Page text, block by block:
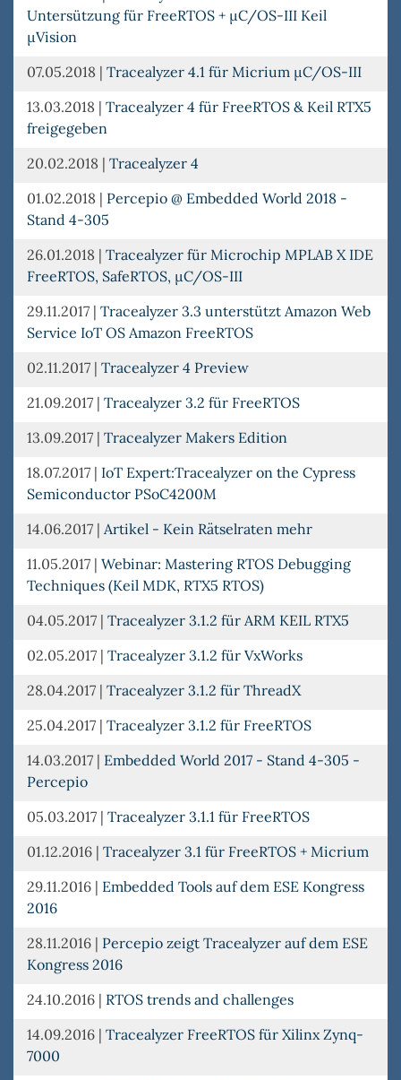
Untersützung für FreeRTOS + µC/OS-III Keil
µVision
07.05.2018 | Tracealyzer 4.1 für Micrium µC/OS-III
13.03.2018 | Tracealyzer 4 für FreeRTOS & Keil RTX5
freigegeben
20.02.2018 | Tracealyzer 4
01.02.2018 | Percepio @ Embedded World 2018 -
Stand 4-305
26.01.2018 | Tracealyzer für Microchip MPLAB X IDE
FreeRTOS, SafeRTOS, µC/OS-III
29.11.2017 | Tracealyzer 3.3 unterstützt Amazon Web
Service IoT OS Amazon FreeRTOS
02.11.2017 | Tracealyzer 4 Preview
21.09.2017 | Tracealyzer 3.2 für FreeRTOS
13.09.2017 | Tracealyzer Makers Edition
18.07.2017 | IoT Expert:Tracealyzer on the Cypress
Semiconductor PSoC4200M
14.06.2017 | Artikel - Kein Rätselraten mehr
11.05.2017 | Webinar: Mastering RTOS Debugging
Techniques (Keil MDK, RTX5 RTOS)
04.05.2017 | Tracealyzer 3.1.2 für ARM KEIL RTX5
02.05.2017 | Tracealyzer 3.1.2 für VxWorks
28.04.2017 | Tracealyzer 3.1.2 für ThreadX
25.04.2017 | Tracealyzer 3.1.2 für FreeRTOS
14.03.2017 | Embedded World 2017 - Stand 4-305 -
Percepio
05.03.2017 | Tracealyzer 3.1.1 für FreeRTOS
01.12.2016 | Tracealyzer 3.1 für FreeRTOS + Micrium
29.11.2016 | Embedded Tools auf dem ESE Kongress
2016
28.11.2016 | Percepio zeigt Tracealyzer auf dem ESE
Kongress 2016
24.10.2016 | RTOS trends and challenges
14.09.2016 | Tracealyzer FreeRTOS für Xilinx Zynq-
7000